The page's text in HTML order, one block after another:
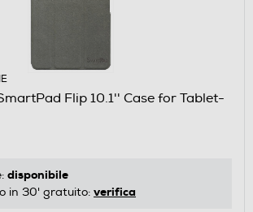
Flip 10.1'' Case for Tablet-
disponibile
in 30' gratuito: verifica